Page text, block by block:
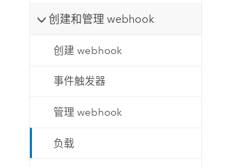
创建和管理 webhook
创建 webhook
事件触发器
管理 webhook
负载